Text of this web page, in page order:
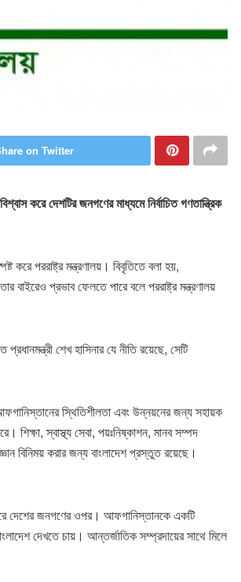
on Twitter
করে দেশটির জনগণের মাধ্যমে নির্বাচিত গণতান্ত্রিক
করে পররাষ্ট্র মন্ত্রণালয়। বিবৃতিতে বলা হয়,
বাইরেও প্রভাব ফেলতে পারে বলে পররাষ্ট্র মন্ত্রণালয়
শেখ হাসিনার যে নীতি রয়েছে, সেটি
স্থিতিশীলতা এবং উন্নয়নের জন্য সহায়ক
স্বাস্থ্য সেবা, পয়ঃনিষ্কাশন, মানব সম্পদ
বিনিময় করার জন্য বাংলাদেশ প্রস্তুত রয়েছে।
দেশের জনগণের ওপর। আফগানিস্তানকে একটি
দেখতে চায়। আন্তর্জাতিক সম্প্রদায়ের সাথে মিলে